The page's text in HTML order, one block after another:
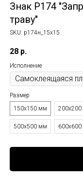
Знак P174
траву"
SKU: p174н_15x15
28 р.
Исполнение
Размер
150x150 мм
500x500 мм